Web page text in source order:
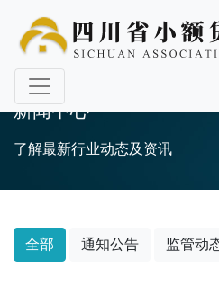
新闻中心
了解最新行业动态及资讯
全部 通知公告 监管动